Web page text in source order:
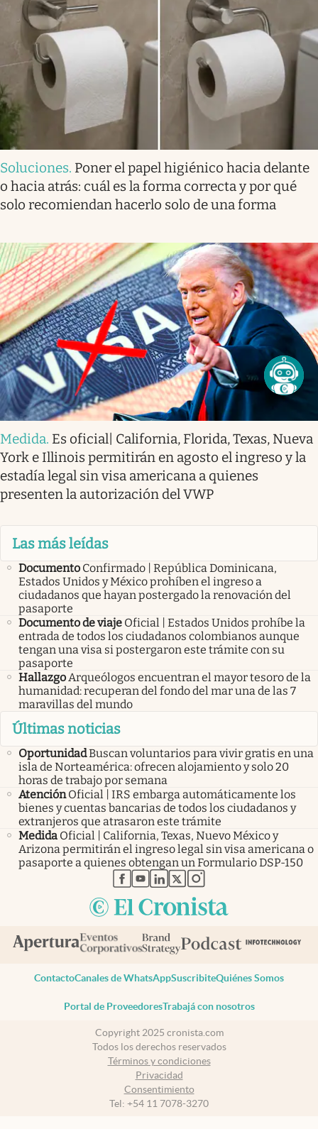
Soluciones. Poner el papel higiénico hacia delante
o hacia atrás: cuál es la forma correcta y por qué
solo recomiendan hacerlo solo de una forma
Medida. Es oficial| California, Florida, Texas, Nueva
York e Illinois permitirán en agosto el ingreso y la
estadía legal sin visa americana a quienes
presenten la autorización del VWP
Las más leídas
Documento Confirmado | República Dominicana,
Estados Unidos y México prohíben el ingreso a
ciudadanos que hayan postergado la renovación del
pasaporte
Documento de viaje Oficial | Estados Unidos prohíbe la
entrada de todos los ciudadanos colombianos aunque
tengan una visa si postergaron este trámite con su
pasaporte
HallazgoArqueólogos encuentran el mayor tesoro de la
humanidad: recuperan del fondo del mar una de las 7
maravillas del mundo
Últimas noticias
OportunidadBuscan voluntarios para vivir gratis en una
isla de Norteamérica: ofrecen alojamiento y solo 20
horas de trabajo por semana
Atención Oficial | IRS embarga automáticamente los
bienes y cuentas bancarias de todos los ciudadanos y
extranjeros que atrasaron este trámite
Medida Oficial | California, Texas, Nuevo México y
Arizona permitirán el ingreso legal sin visa americana o
pasaporte a quienes obtengan un Formulario DSP-150
abre en nueva pestaña
abre en nueva pestaña
abre en nueva pestaña
abre en nueva pestaña
abre en nueva pestaña
ContactoCanales de WhatsAppSuscribiteQuiénes Somos
Portal de ProveedoresTrabajá con nosotros
Copyright 2025 cronista.com
Todos los derechos reservados
Términos y condiciones
Privacidad
Consentimiento
Tel: +54 11 7078-3270